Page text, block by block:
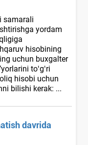
samarali
yordam
hisobining
uchun buхgalter
toʻgʻri
hisobi uchun
bilishi kerak: ...
davrida